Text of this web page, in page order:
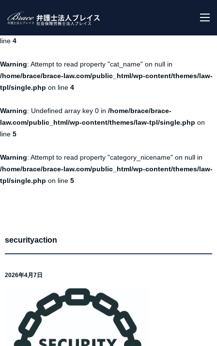
Warning: Undefined array key 0 in
line 4
Warning: Attempt to read property "cat_name" on null in
/home/brace/brace-law.com/public_html/wp-content/themes/law-
tpl/single.php on line 4
Warning: Undefined array key 0 in /home/brace/brace-
law.com/public_html/wp-content/themes/law-tpl/single.php on
line 5
Warning: Attempt to read property "category_nicename" on null in
/home/brace/brace-law.com/public_html/wp-content/themes/law-
tpl/single.php on line 5
securityaction
2026年4月7日